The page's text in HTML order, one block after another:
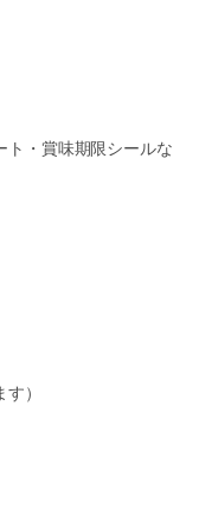
ト・賞味期限シールな
）